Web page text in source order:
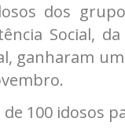
dos
Social,
ganharam
de 100 idosos